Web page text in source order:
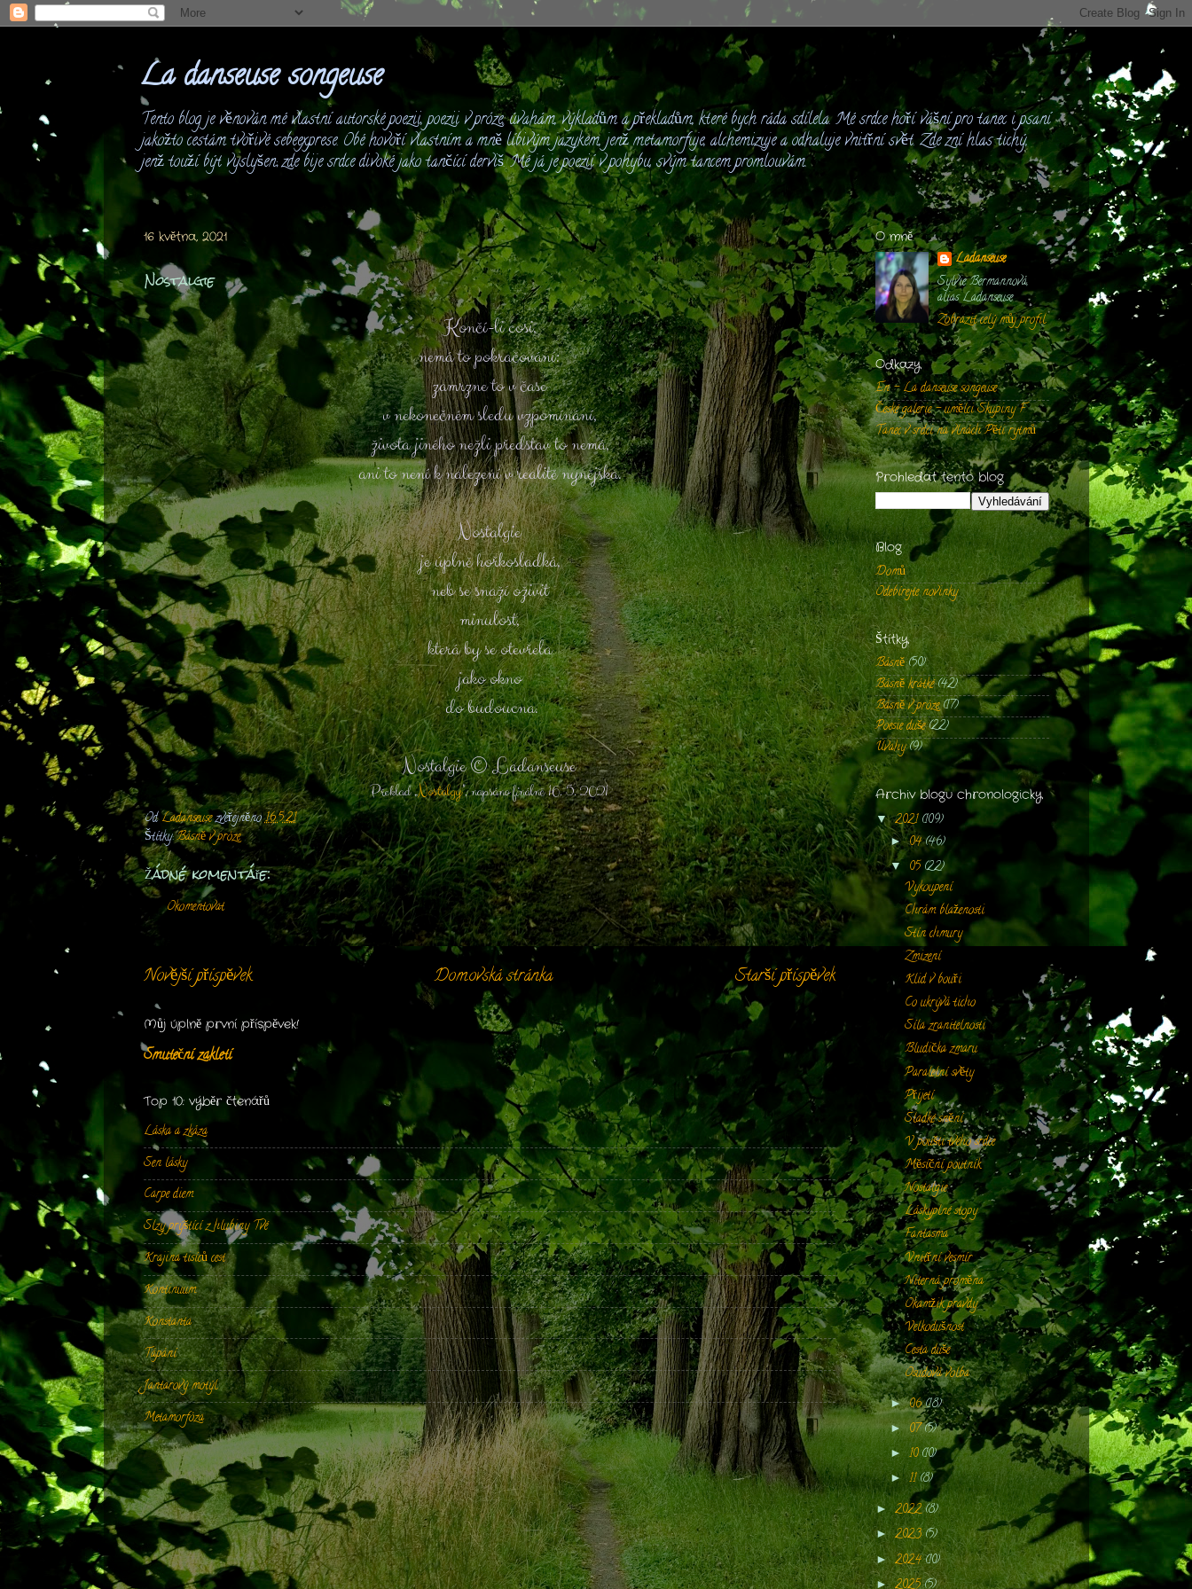
La danseuse songeuse
Tento blog je věnován mé vlastní autorské poezii, poezii v próze, úvahám, výkladům a překladům, které bych ráda sdílela. Mé srdce hoří vášní pro tanec i psaní
jakožto cestám tvořivé sebeexprese. Obé hovoří vlastním a mně líbivým jazykem, jenž metamorfuje, alchemizuje a odhaluje vnitřní svět. Zde zní hlas tichý,
jenž touží být vyslyšen; zde bije srdce divoké jako tančící derviš. Mé já je poezií v pohybu, svým tancem promlouvám.
16 května, 2021
Nostalgie
Končí-li cosi,
nemá to pokračování:
zamrzne to v čase
v nekonečném sledu vzpomínání,
života jiného nežli představ to nemá,
ani to není k nalezení v realitě nynějška.
Nostalgie
je úplně hořkosladká,
neb se snaží oživit
minulost,
která by se otevřela
jako okno
do budoucna.
Nostalgie © Ladanseuse
Překlad „Nostalgy", napsáno finálně 16. 5. 2021
OdLadanseusezveřejněno16.5.21
Štítky:Básně v próze
Žádné komentáře:
Okomentovat
Novější příspěvek Starší příspěvek
Domovská stránka
Můj úplně první příspěvek!
Smuteční zakletí
Top 10: výběr čtenářů
Láska a zkáza
Sen lásky
Carpe diem
Slzy prýštící z hlubiny Tvé
Krajina tisíců cest
Kontinuum
Konstanta
Tápání
Jantarový motýl
Metamorfóza
O mně
Ladanseuse
Sylvie Bermannová,
alias Ladanseuse
Zobrazit celý můj profil
Odkazy
En - La danseuse songeuse
České galerie - umělci Skupiny F
Tanec v srdci na vlnách Pěti rytmů
Prohledat tento blog
Blog
Domů
Odebírejte novinky
Štítky
Básně(50)
Básně krátké(42)
Básně v próze(17)
Poesie duše(22)
Úvahy(9)
Archiv blogu chronologicky
▼2021(109)
►04(46)
▼ 05(22)
Vykoupení
Chrám blaženosti
Stín chmury
Zmizení
Klid v bouři
Co ukrývá ticho
Síla zranitelnosti
Bludička zmaru
Paralelní světy
Přijetí
Sladké snění
V poušti tvého srdce
Měsíční poutník
Nostalgie
Láskyplné stopy
Fantasma
Vnitřní vesmír
Niterná proměna
Okamžik pravdy
Velkodušnost
Cesta duše
Osudová volba
►06(18)
►07(5)
► 10(10)
►11(8)
► 2022(8)
►2023(5)
►2024(10)
►